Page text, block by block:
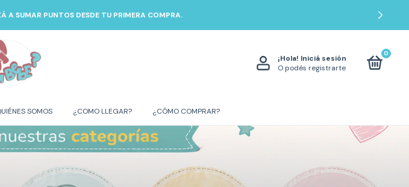
A SUMAR PUNTOS DESDE TU PRIMERA COMPRA.
¡Hola! Iniciá sesión
O podés registrarte
0
SOMOS ¿COMO LLEGAR? ¿CÓMO COMPRAR?